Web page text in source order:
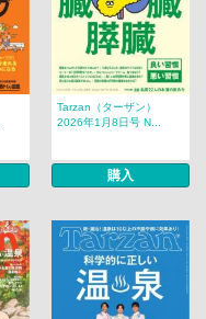
Tarzan（ターザン）
2026年1月8日号 N...
購入